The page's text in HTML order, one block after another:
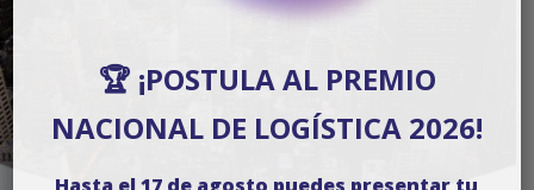
🏆 ¡POSTULA AL PREMIO
NACIONAL DE LOGÍSTICA 2026!